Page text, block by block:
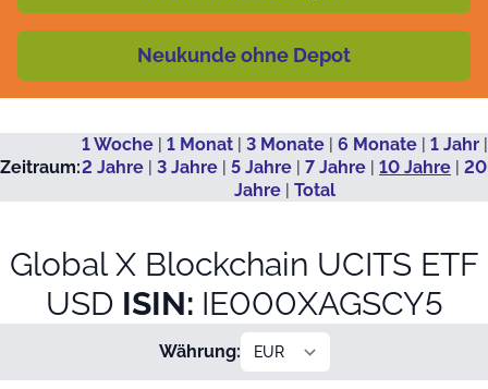
Neukunde ohne Depot
Zeitraum:
1 Woche| 1 Monat| 3 Monate| 6 Monate| 1 Jahr|
2 Jahre | 3 Jahre | 5 Jahre | 7 Jahre | 10 Jahre | 20
Jahre| Total
Global X Blockchain UCITS ETF
USD ISIN: IE000XAGSCY5
Währung: